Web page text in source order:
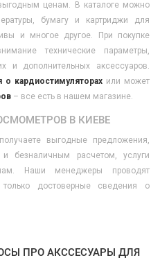
ценам. В каталоге можно
бумагу и картриджи для
и многое другое. При покупке
технические параметры,
и дополнительных аксессуаров.
о кардиостимуляторах или может
– все есть в нашем магазине.
В КИЕВЕ
выгодные предложения,
безналичным расчетом, услуги
Наши менеджеры проводят
только достоверные сведения о
ПРО АКССЕСУАРЫ ДЛЯ